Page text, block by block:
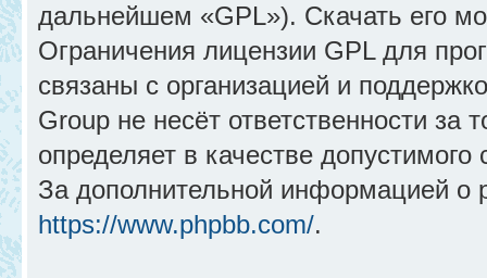
дальнейшем «GPL»). Скачать его
Ограничения лицензии GPL для
связаны с организацией и
Group не несёт ответственности
определяет в качестве
За дополнительной информацией о
https://www.phpbb.com/.